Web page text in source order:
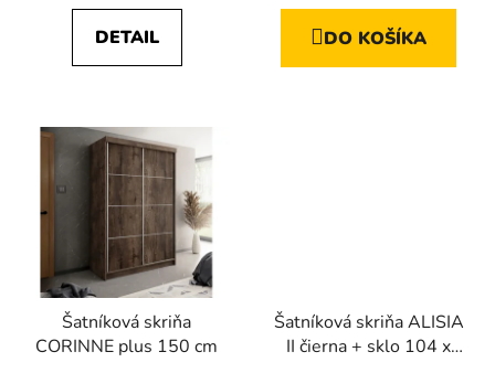
DETAIL DO KOŠÍKA
Šatníková skriňa
CORINNE plus 150 cm
Šatníková skriňa ALISIA
II čierna + sklo 104 x